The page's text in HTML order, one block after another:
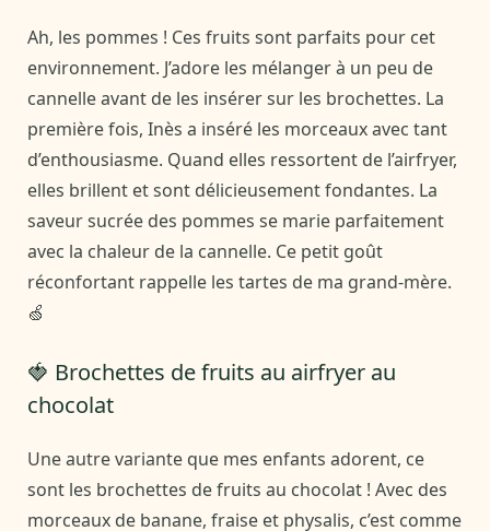
Ah, les pommes ! Ces fruits sont parfaits pour cet
environnement. J’adore les mélanger à un peu de
cannelle avant de les insérer sur les brochettes. La
première fois, Inès a inséré les morceaux avec tant
d’enthousiasme. Quand elles ressortent de l’airfryer,
elles brillent et sont délicieusement fondantes. La
saveur sucrée des pommes se marie parfaitement
avec la chaleur de la cannelle. Ce petit goût
réconfortant rappelle les tartes de ma grand-mère.
🍏
🍓 Brochettes de fruits au airfryer au
chocolat
Une autre variante que mes enfants adorent, ce
sont les brochettes de fruits au chocolat ! Avec des
morceaux de banane, fraise et physalis, c’est comme